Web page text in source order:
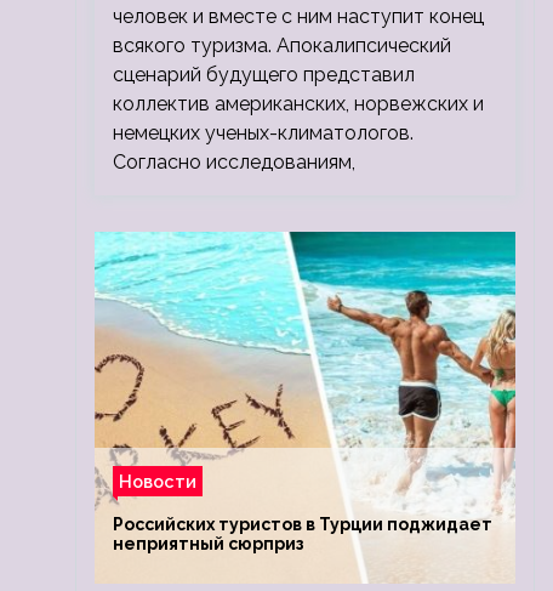
человек и вместе с ним наступит конец
всякого туризма. Апокалипсический
сценарий будущего представил
коллектив американских, норвежских и
немецких ученых-климатологов.
Согласно исследованиям,
Новости
Российских туристов в Турции поджидает
неприятный сюрприз